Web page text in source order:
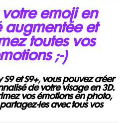
votre emoji en
augmentée et
toutes vos
;-)
et S9+, vous pouvez créer
de votre visage en 3D.
vos émotions en photo,
les avec tous vos